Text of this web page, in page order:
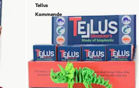
Tellus
Kommende